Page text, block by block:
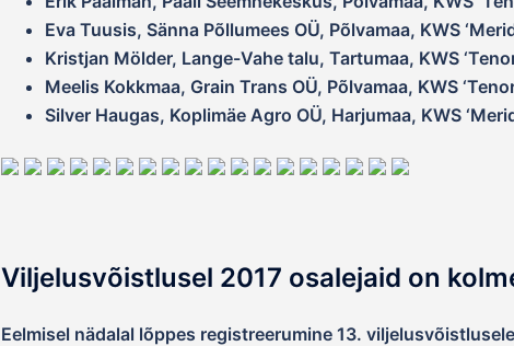
Eva Tuusis, Sänna Põllumees OÜ, Põlvamaa, KWS
Kristjan Mölder, Lange-Vahe talu, Tartumaa, KWS
Meelis Kokkmaa, Grain Trans OÜ, Põlvamaa, KWS
Silver Haugas, Koplimäe Agro OÜ, Harjumaa, KWS
Viljelusvõistlusel 2017 osalejaid on
Eelmisel nädalal lõppes registree­rumine 13.